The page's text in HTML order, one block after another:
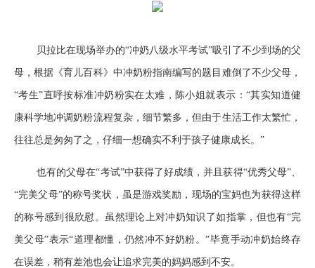
贝拉比在现场举办的“冲奶八级水平考试”吸引了不少到场的父
母，根据《育儿百科》中冲奶粉指南编写的题目难倒了不少父母，
“考生”直呼按标准冲奶粉实在太难，陈小姐就表示：“其实知道健
康科学地冲调奶粉流程复杂，细节繁多，但由于生活工作太繁忙，
往往总是匆匆了之，仔细一想确实不利于孩子健康成长。”
也有的父母在“考试”中获得了好成绩，并且获得“优秀父母”、
“完美父母”的称号奖状，虽是游戏奖励，现场的宝妈也为获得这样
的称号感到很欣慰。虽然理论上对冲奶知识了如指掌，但也有“完
美父母”表示“道理都懂，仍然冲不好奶粉。”毕竟手动冲奶始终存
在误差，稍有差池也会让追求完美的妈妈感到不安。